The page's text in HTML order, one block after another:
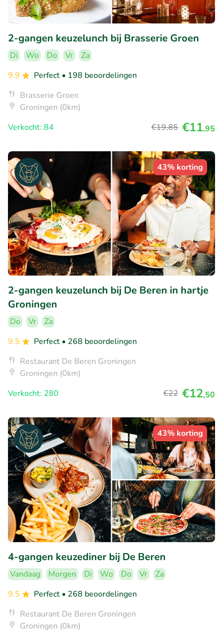
2-gangen keuzelunch bij Brasserie Groen
Di Wo Do Vr
Za
9.9
Perfect • 198 beoordelingen
Brasserie Groen
Groningen (0km)
Verkocht: 84
€19,85 €11,95
43% korting
2-gangen keuzelunch bij De Beren in hartje
Groningen
Do Vr
Za
9.5
Perfect • 268 beoordelingen
Restaurant De Beren Groningen
Groningen (0km)
Verkocht: 280
€22 €12,50
43% korting
4-gangen keuzediner bij De Beren
Vandaag Morgen Di Wo Do Vr
Za
9.5
Perfect • 268 beoordelingen
Restaurant De Beren Groningen
Groningen (0km)